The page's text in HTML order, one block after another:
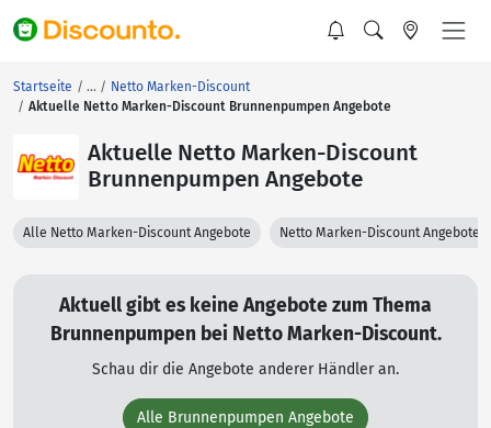
Startseite
Netto Marken-Discount
Aktuelle Netto Marken-Discount Brunnenpumpen Angebote
Aktuelle Netto Marken-Discount
Brunnenpumpen Angebote
Alle Netto Marken-Discount Angebote Netto Marken-Discount Angebote
Aktuell gibt es keine Angebote zum Thema
Brunnenpumpen bei Netto Marken-Discount.
Schau dir die Angebote anderer Händler an.
Alle Brunnenpumpen Angebote